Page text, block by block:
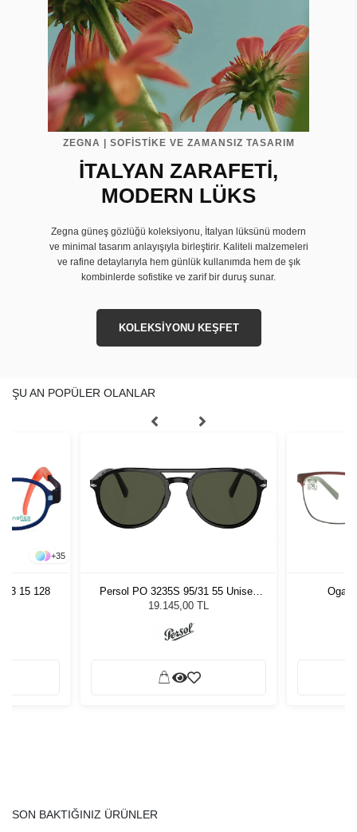
ZEGNA | SOFİSTİKE VE ZAMANSIZ TASARIM
İTALYAN ZARAFETİ,
MODERN LÜKS
Zegna güneş gözlüğü koleksiyonu, İtalyan lüksünü modern
ve minimal tasarım anlayışıyla birleştirir. Kaliteli malzemeleri
ve rafine detaylarıyla hem günlük kullanımda hem de şık
kombinlerde sofistike ve zarif bir duruş sunar.
KOLEKSİYONU KEŞFET
ŞU AN POPÜLER OLANLAR
+35
43 15 128
Persol PO 3235S 95/31 55 Unisex
Güneş Gözlüğü
19.145,00 TL
Oga
SON BAKTIĞINIZ ÜRÜNLER